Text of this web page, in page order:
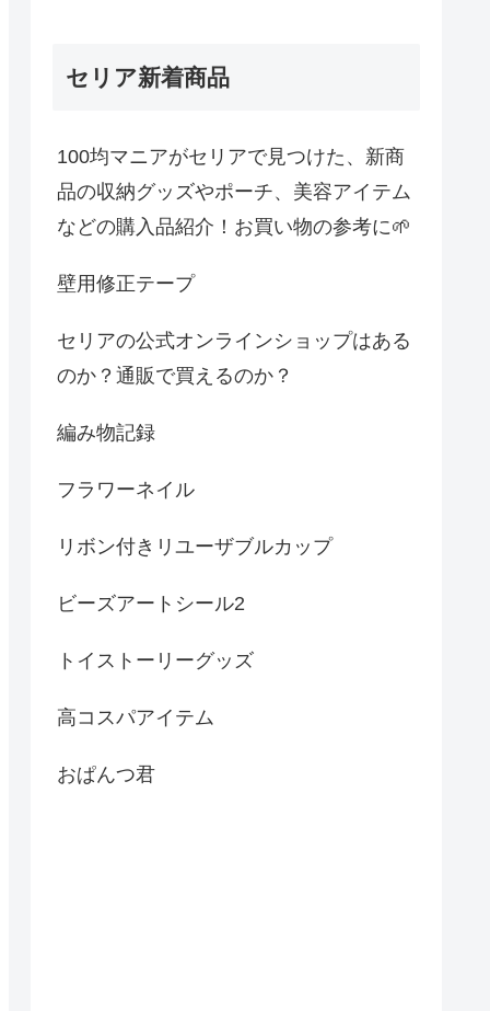
セリア新着商品
100均マニアがセリアで見つけた、新商
品の収納グッズやポーチ、美容アイテム
などの購入品紹介！お買い物の参考に🌱
壁用修正テープ
セリアの公式オンラインショップはある
のか？通販で買えるのか？
編み物記録
フラワーネイル
リボン付きリユーザブルカップ
ビーズアートシール2
トイストーリーグッズ
高コスパアイテム
おぱんつ君